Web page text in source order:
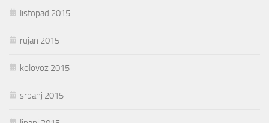
listopad 2015
rujan 2015
kolovoz 2015
srpanj 2015